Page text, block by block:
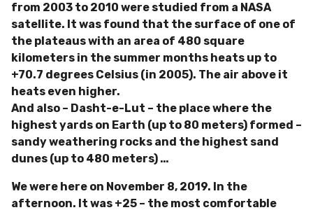
from 2003 to 2010 were studied from a NASA
satellite. It was found that the surface of one of
the plateaus with an area of ​​480 square
kilometers in the summer months heats up to
+70.7 degrees Celsius (in 2005). The air above it
heats even higher.
And also – Dasht-e-Lut – the place where the
highest yards on Earth (up to 80 meters) formed –
sandy weathering rocks and the highest sand
dunes (up to 480 meters) …
We were here on November 8, 2019. In the
afternoon. It was +25 – the most comfortable